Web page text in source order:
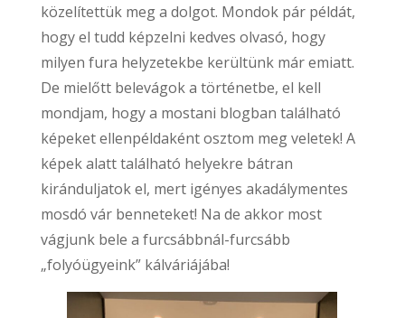
közelítettük meg a dolgot. Mondok pár példát,
hogy el tudd képzelni kedves olvasó, hogy
milyen fura helyzetekbe kerültünk már emiatt.
De mielőtt belevágok a történetbe, el kell
mondjam, hogy a mostani blogban található
képeket ellenpéldaként osztom meg veletek! A
képek alatt található helyekre bátran
kiránduljatok el, mert igényes akadálymentes
mosdó vár benneteket! Na de akkor most
vágjunk bele a furcsábbnál-furcsább
„folyóügyeink” kálváriájába!